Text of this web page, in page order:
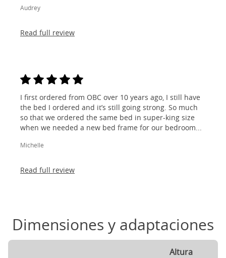
Audrey
Read full review
I first ordered from OBC over 10 years ago, I still have
the bed I ordered and it’s still going strong. So much
so that we ordered the same bed in super-king size
when we needed a new bed frame for our bedroom...
Michelle
Read full review
Dimensiones y adaptaciones
Altura